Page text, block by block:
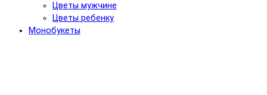
Цветы мужчине
Цветы ребенку
Монобукеты